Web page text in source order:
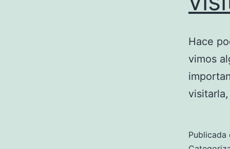
Hace
vimos
Publicada